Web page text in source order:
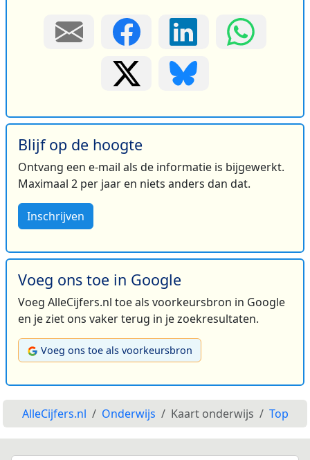
Blijf op de hoogte
Ontvang een e-mail als de informatie is bijgewerkt.
Maximaal 2 per jaar en niets anders dan dat.
Inschrijven
Voeg ons toe in Google
Voeg AlleCijfers.nl toe als voorkeursbron in Google
en je ziet ons vaker terug in je zoekresultaten.
Voeg ons toe als voorkeursbron
AlleCijfers.nl Onderwijs Kaart onderwijs Top